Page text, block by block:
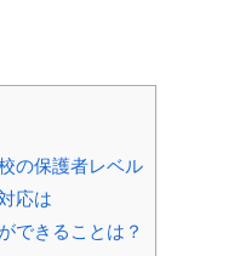
の保護者レベル
応は
できることは？